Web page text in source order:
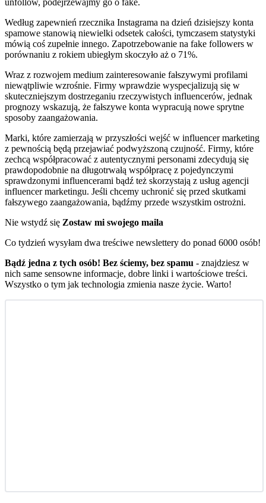
Według zapewnień rzecznika Instagrama na dzień dzisiejszy konta
spamowe stanowią niewielki odsetek całości, tymczasem statystyki
mówią coś zupełnie innego. Zapotrzebowanie na fake followers w
porównaniu z rokiem ubiegłym skoczyło aż o 71%.
Wraz z rozwojem medium zainteresowanie fałszywymi profilami
niewątpliwie wzrośnie. Firmy wprawdzie wyspecjalizują się w
skuteczniejszym dostrzeganiu rzeczywistych influencerów, jednak
prognozy wskazują, że fałszywe konta wypracują nowe sprytne
sposoby zaangażowania.
Marki, które zamierzają w przyszłości wejść w influencer marketing
z pewnością będą przejawiać podwyższoną czujność. Firmy, które
zechcą współpracować z autentycznymi personami zdecydują się
prawdopodobnie na długotrwałą współpracę z pojedynczymi
sprawdzonymi influencerami bądź też skorzystają z usług agencji
influencer marketingu. Jeśli chcemy uchronić się przed skutkami
fałszywego zaangażowania, bądźmy przede wszystkim ostrożni.
Nie wstydź się Zostaw mi swojego maila
Co tydzień wysyłam dwa treściwe newslettery do ponad 6000 osób!
Bądź jedna z tych osób! Bez ściemy, bez spamu - znajdziesz w
nich same sensowne informacje, dobre linki i wartościowe treści.
Wszystko o tym jak technologia zmienia nasze życie. Warto!